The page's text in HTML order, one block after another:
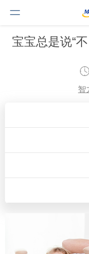
宝宝总是说“
智